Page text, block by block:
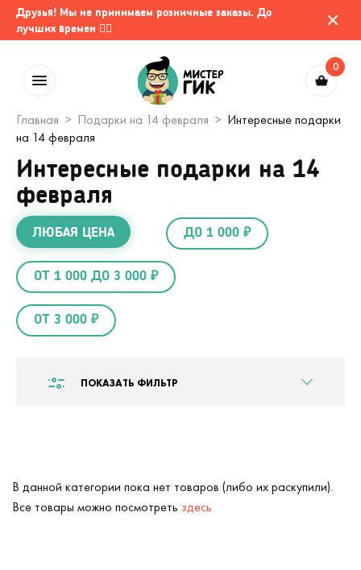
Друзья! Мы не принимаем розничные заказы. До
лучших времен 🤷‍♂️
0
Главная Подарки на 14 февраля
Интересные подарки
на 14 февраля
Интересные подарки на 14
февраля
ЛЮБАЯ ЦЕНА ДО 1 000 ₽
ОТ 1 000 ДО 3 000 ₽
ОТ 3 000 ₽
ПОКАЗАТЬ ФИЛЬТР
В данной категории пока нет товаров (либо их раскупили).
Все товары можно посмотреть здесь